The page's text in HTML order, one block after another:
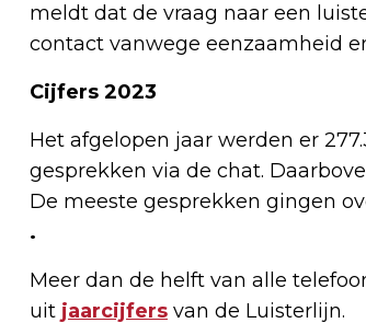
meldt dat de vraag naar een
contact vanwege eenzaamheid
Cijfers 2023
Het afgelopen jaar werden er
gesprekken via de chat.
De meeste gesprekken gingen
.
Meer dan de helft van alle
uit jaarcijfers van de Luisterlijn.